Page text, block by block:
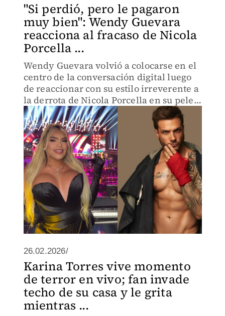
"Si perdió, pero le pagaron
muy bien": Wendy Guevara
reacciona al fracaso de Nicola
Porcella ...
Wendy Guevara volvió a colocarse en el
centro de la conversación digital luego
de reaccionar con su estilo irreverente a
la derrota de Nicola Porcella en su pelea
contra Aldo de Nigris en Ring Royale.
26.02.2026/
Karina Torres vive momento
de terror en vivo; fan invade
techo de su casa y le grita
mientras ...